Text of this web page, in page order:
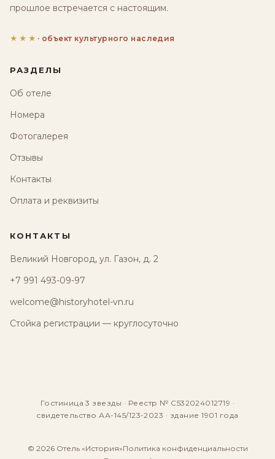
прошлое встречается с настоящим.
★★★ · объект культурного наследия
РАЗДЕЛЫ
Об отеле
Номера
Фотогалерея
Отзывы
Контакты
Оплата и реквизиты
КОНТАКТЫ
Великий Новгород, ул. Газон, д. 2
+7 991 493-09-97
welcome@historyhotel-vn.ru
Стойка регистрации — круглосуточно
Гостиница 3 звезды · Реестр № С532024012719 ·
свидетельство АА-145/123-2023 · здание 1901 года
© 2026 Отель «История»Политика конфиденциальности